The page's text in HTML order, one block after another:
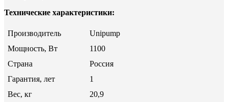
Технические характеристики:
Производитель
Unipump
Мощность, Вт
1100
Страна
Россия
Гарантия, лет
1
Вес, кг
20,9